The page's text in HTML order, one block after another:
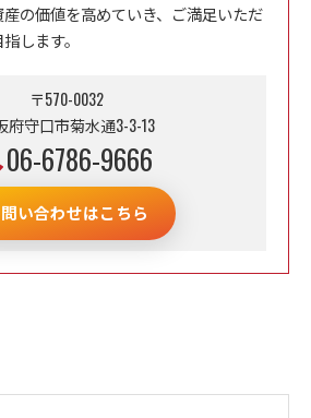
の価値を高めていき、ご満足いただ
します。
〒570-0032
府守口市菊水通3-3-13
06-6786-9666
い合わせはこちら